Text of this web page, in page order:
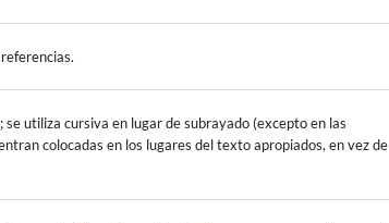
utiliza cursiva en lugar de subrayado (excepto en las
colocadas en los lugares del texto apropiados, en vez de